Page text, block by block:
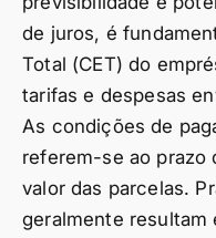
de juros, é
Total (CET) do
tarifas e despesas
As condições de
referem-se ao prazo
valor das parcelas.
geralmente resultam